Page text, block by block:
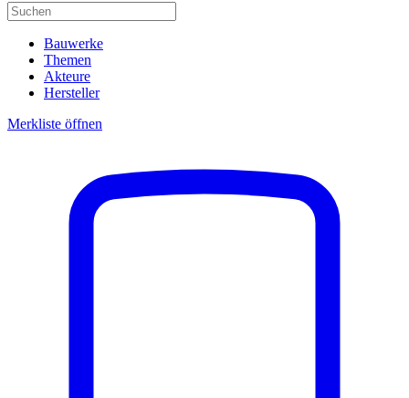
Bauwerke
Themen
Akteure
Hersteller
Merkliste öffnen